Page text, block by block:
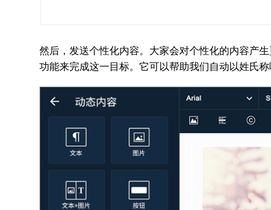
然后，发送个性化内容。大家会对个性化的内容产
功能来完成这一目标。它可以帮助我们自动以姓氏